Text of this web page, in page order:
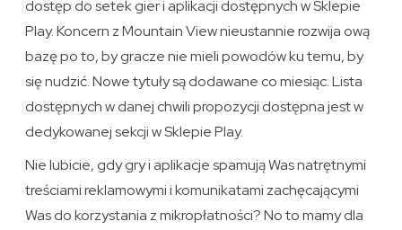
dostęp do setek gier i aplikacji dostępnych w Sklepie
Play. Koncern z Mountain View nieustannie rozwija ową
bazę po to, by gracze nie mieli powodów ku temu, by
się nudzić. Nowe tytuły są dodawane co miesiąc. Lista
dostępnych w danej chwili propozycji dostępna jest w
dedykowanej sekcji w Sklepie Play.
Nie lubicie, gdy gry i aplikacje spamują Was natrętnymi
treściami reklamowymi i komunikatami zachęcającymi
Was do korzystania z mikropłatności? No to mamy dla